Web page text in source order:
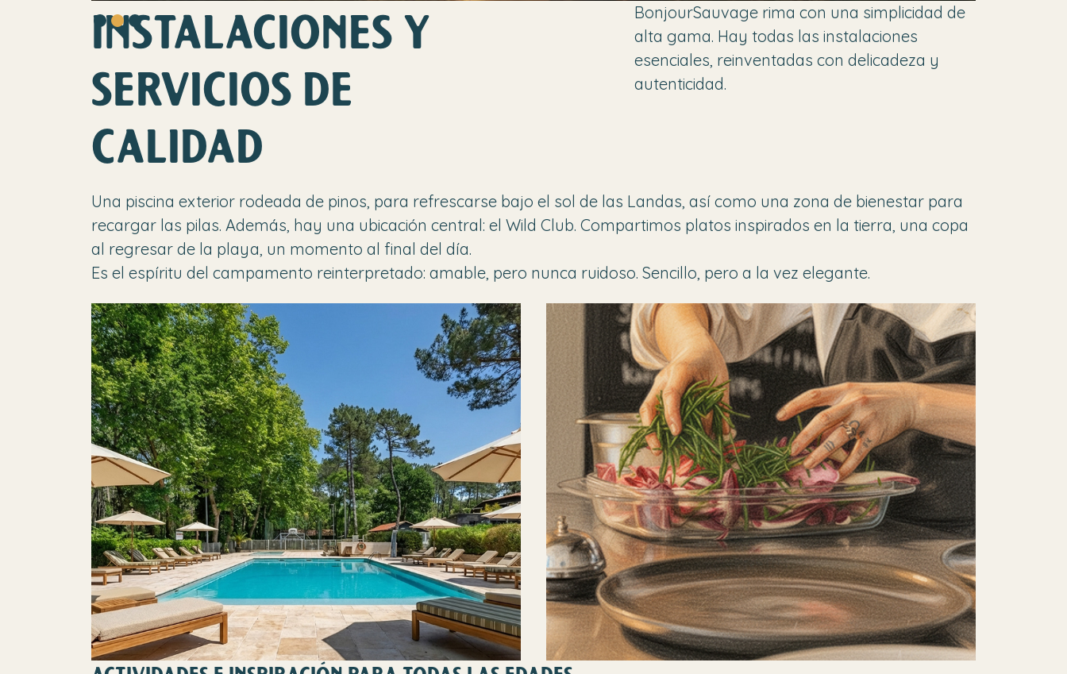
INSTALACIONES Y
SERVICIOS DE
CALIDAD
BonjourSauvage rima con una simplicidad de
alta gama. Hay todas las instalaciones
esenciales, reinventadas con delicadeza y
autenticidad.
Una piscina exterior rodeada de pinos, para refrescarse bajo el sol de las Landas, así como una zona de bienestar para
recargar las pilas. Además, hay una ubicación central: el Wild Club. Compartimos platos inspirados en la tierra, una copa
al regresar de la playa, un momento al final del día.
Es el espíritu del campamento reinterpretado: amable, pero nunca ruidoso. Sencillo, pero a la vez elegante.